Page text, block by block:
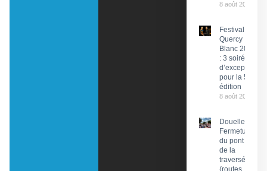
8 août 2026
Festival du
Quercy
Blanc 2026
: 3 soirées
d’exception
pour la 58e
édition
8 août 2026
Douelle :
Fermeture
du pont et
de la
traversée
(routes